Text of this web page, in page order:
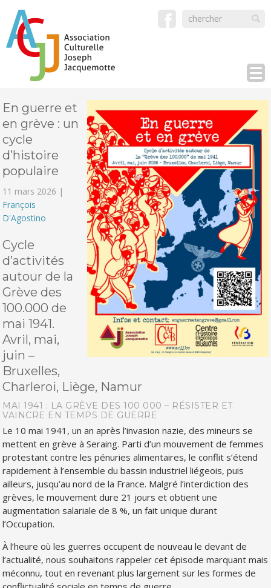
En guerre et
en grève : un
cycle
d’histoire
populaire
11 mars 2026 |
François
D'Agostino
Cycle
d’activités
autour de la
Grève des
100.000 de
mai 1941.
Avril, mai,
juin –
Bruxelles,
Charleroi, Liège, Namur
MAI 1941 : LA GRÈVE DES 100 000 – RÉSISTER ET
VAINCRE EN TEMPS DE GUERRE
Le 10 mai 1941, un an après l’invasion nazie, des mineurs se
mettent en grève à Seraing. Parti d’un mouvement de femmes
protestant contre les pénuries alimentaires, le conflit s’étend
rapidement à l’ensemble du bassin industriel liégeois, puis
ailleurs, jusqu’au nord de la France. Malgré l’interdiction des
grèves, le mouvement dure 21 jours et obtient une
augmentation salariale de 8 %, un fait unique durant
l’Occupation.
À l’heure où les guerres occupent de nouveau le devant de
l’actualité, nous souhaitons rappeler cet épisode marquant mais
méconnu, tout en revenant plus largement sur les formes de